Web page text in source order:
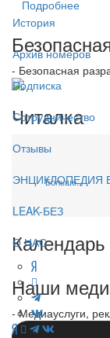
История
Архив номеров
Подписка
Сотрудничество
Отзывы
ЭНЦИКЛОПЕДИЯ
LEAK-БЕЗ
О НАС
Подробнее
- Безопасная
Читалка
Больше...
Наши
- Медиауслуги,